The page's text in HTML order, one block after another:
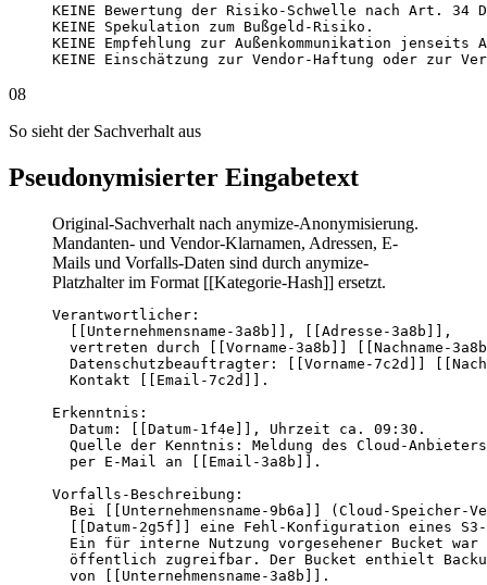
KEINE Bewertung der Risiko-Schwelle nach Art. 34
KEINE Spekulation zum Bußgeld-Risiko.
KEINE Empfehlung zur Außenkommunikation
KEINE Einschätzung zur Vendor-Haftung oder zur
08
So sieht der Sachverhalt aus
Pseudonymisierter Eingabetext
Original-Sachverhalt nach anymize-Anonymisierung.
Mandanten- und Vendor-Klarnamen, Adressen, E-
Mails und Vorfalls-Daten sind durch anymize-
Platzhalter im Format [[Kategorie-Hash]] ersetzt.
Verantwortlicher:
  [[Unternehmensname-3a8b]], [[Adresse-3a8b]],
vertreten durch [[Vorname-3a8b]] [[Nachname-
Datenschutzbeauftragter: [[Vorname-7c2d]]
  Kontakt [[Email-7c2d]].
Erkenntnis:
  Datum: [[Datum-1f4e]], Uhrzeit ca. 09:30.
Quelle der Kenntnis: Meldung des Cloud-
  per E-Mail an [[Email-3a8b]].
Vorfalls-Beschreibung:
Bei [[Unternehmensname-9b6a]] (Cloud-Speicher-
[[Datum-2g5f]] eine Fehl-Konfiguration eines
Ein für interne Nutzung vorgesehener Bucket war
öffentlich zugreifbar. Der Bucket enthielt
  von [[Unternehmensname-3a8b]].